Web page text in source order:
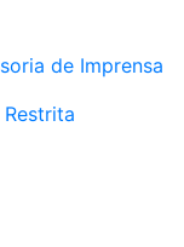
de Imprensa
Restrita